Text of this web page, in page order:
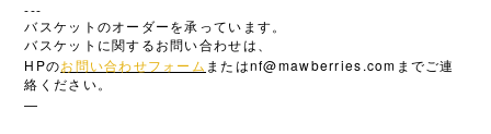
---
バスケットのオーダーを承っています。
バスケットに関するお問い合わせは、
HPのお問い合わせフォーム またはnf@mawberries.com までご連
絡ください。
—